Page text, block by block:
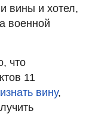
вины и хотел,
военной
что
11
вину,